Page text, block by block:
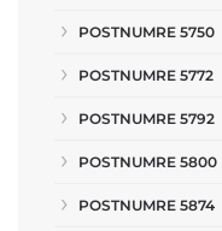
POSTNUMRE 5750
POSTNUMRE 5772
POSTNUMRE 5792
POSTNUMRE 5800
POSTNUMRE 5874